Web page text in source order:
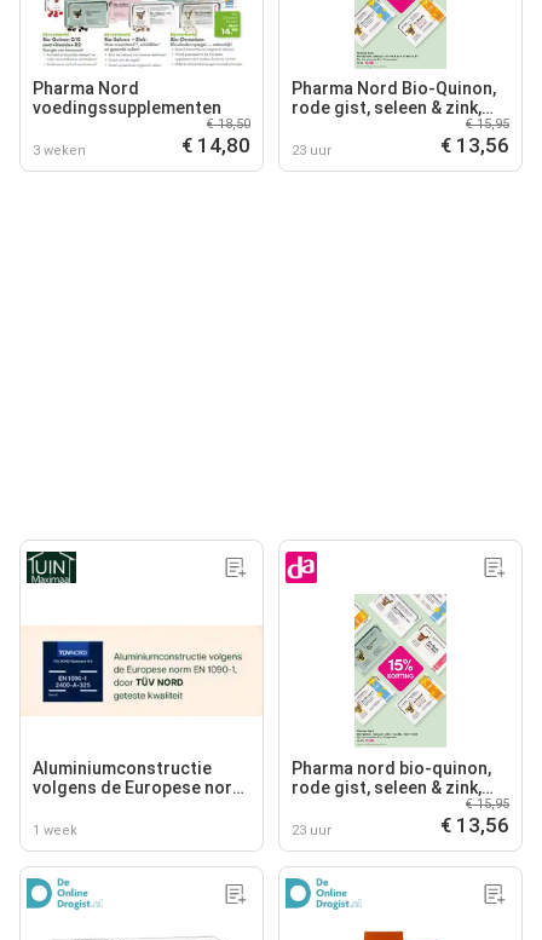
Pharma Nord
voedingssupplementen
3 weken
€ 18,50
€ 14,80
Pharma Nord Bio-Quinon,
rode gist, seleen & zink,
23 uur
€ 15,95
€ 13,56
Aluminiumconstructie
volgens de Europese norm
geteste kwaliteit
1 week
Pharma nord bio-quinon,
rode gist, seleen & zink,
23 uur
€ 15,95
€ 13,56